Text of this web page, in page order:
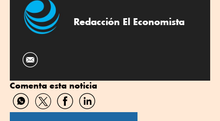
Redacción El Economista
Comenta esta noticia
Compartir
por
Compartir
por
Compartir
por
Compartir
por